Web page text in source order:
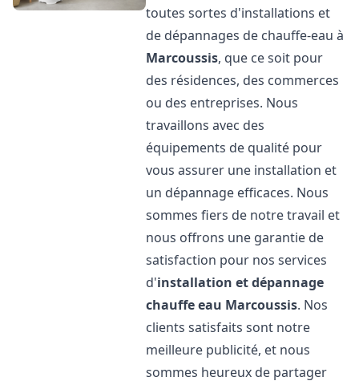
toutes sortes d'installations et
de dépannages de chauffe-eau à
Marcoussis, que ce soit pour
des résidences, des commerces
ou des entreprises. Nous
travaillons avec des
équipements de qualité pour
vous assurer une installation et
un dépannage efficaces. Nous
sommes fiers de notre travail et
nous offrons une garantie de
satisfaction pour nos services
d'installation et dépannage
chauffe eau Marcoussis. Nos
clients satisfaits sont notre
meilleure publicité, et nous
sommes heureux de partager